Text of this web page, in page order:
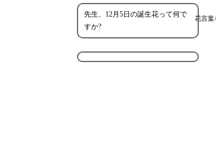
花言葉
先生、12月5日の誕生花って何で
すか?